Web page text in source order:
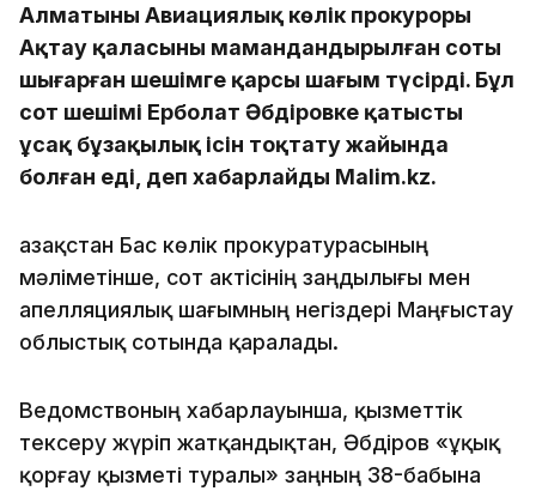
Алматының Авиациялық көлік прокуроры
Ақтау қаласының мамандандырылған соты
шығарған шешімге қарсы шағым түсірді. Бұл
сот шешімі Ерболат Әбдіровке қатысты
ұсақ бұзақылық ісін тоқтату жайында
болған еді, деп хабарлайды Malim.kz.
Қазақстан Бас көлік прокуратурасының
мәліметінше, сот актісінің заңдылығы мен
апелляциялық шағымның негіздері Маңғыстау
облыстық сотында қаралады.
Ведомствоның хабарлауынша, қызметтік
тексеру жүріп жатқандықтан, Әбдіров «Құқық
қорғау қызметі туралы» заңның 38-бабына